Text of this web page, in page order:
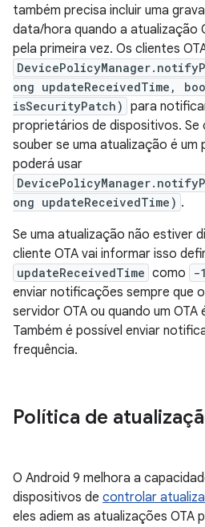
também precisa incluir uma
data/hora quando a atualização
pela primeira vez. Os clientes
ong updateReceivedTime,
isSecurityPatch) para
proprietários de dispositivos. Se
souber se uma atualização é um
poderá usar
ong updateReceivedTime) .
Se uma atualização não estiver
cliente OTA vai informar isso
updateReceivedTime como -1
enviar notificações sempre que
servidor OTA ou quando um
Também é possível enviar
frequência.
Política de
O Android 9 melhora a
dispositivos de controlar
eles adiem as atualizações OTA